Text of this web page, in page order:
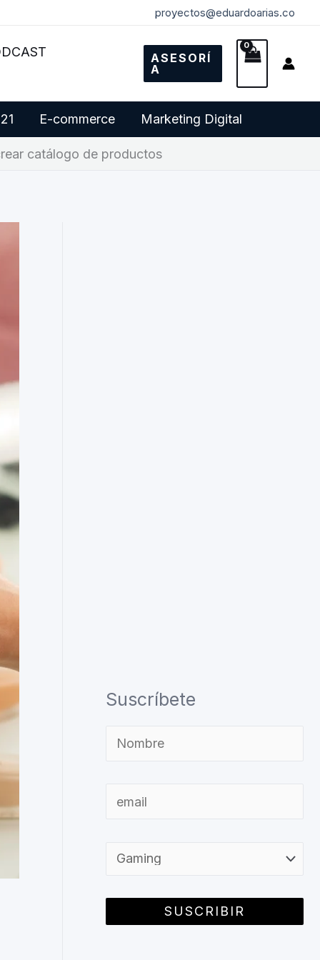
proyectos@eduardoarias.co
ASESORÍ
A
E-commerce Marketing Digital
catálogo de productos
Suscríbete